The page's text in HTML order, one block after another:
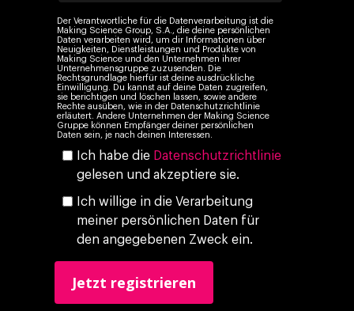
Der Verantwortliche für die Datenverarbeitung ist die
Making Science Group, S.A., die deine persönlichen
Daten verarbeiten wird, um dir Informationen über
Neuigkeiten, Dienstleistungen und Produkte von
Making Science und den Unternehmen ihrer
Unternehmensgruppe zuzusenden. Die
Rechtsgrundlage hierfür ist deine ausdrückliche
Einwilligung. Du kannst auf deine Daten zugreifen,
sie berichtigen und löschen lassen, sowie andere
Rechte ausüben, wie in der Datenschutzrichtlinie
erläutert. Andere Unternehmen der Making Science
Gruppe können Empfänger deiner persönlichen
Daten sein, je nach deinen Interessen.
Ich habe die Datenschutzrichtlinie
gelesen und akzeptiere sie.
Ich willige in die Verarbeitung
meiner persönlichen Daten für
den angegebenen Zweck ein.
Eigen Medien
Marketing